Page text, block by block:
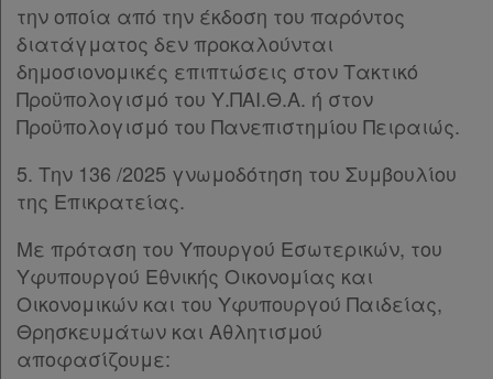
απορρήτου
και
cookies
Απόκτηση
Συνδρομής
Ατομική
συνδρομή
την οποία από την έκδοση του παρόντος
διατάγματος δεν προκαλούνται
δημοσιονομικές επιπτώσεις στον Τακτικό
Προϋπολογισμό του Υ.ΠΑΙ.Θ.Α. ή στον
Προϋπολογισμό του Πανεπιστημίου Πειραιώς.
5. Την 136 /2025 γνωμοδότηση του Συμβουλίου
της Επικρατείας.
Με πρόταση του Υπουργού Εσωτερικών, του
Υφυπουργού Εθνικής Οικονομίας και
Οικονομικών και του Υφυπουργού Παιδείας,
Θρησκευμάτων και Αθλητισμού
αποφασίζουμε: